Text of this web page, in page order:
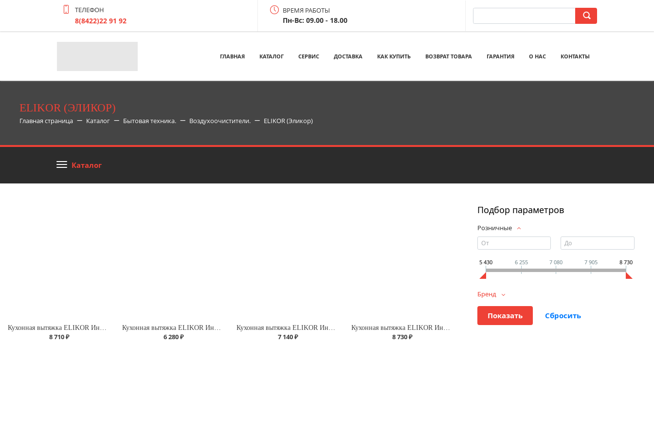
ТЕЛЕФОН
8(8422)22 91 92
ВРЕМЯ РАБОТЫ
Пн-Вс: 09.00 - 18.00
ГЛАВНАЯ КАТАЛОГ СЕРВИС ДОСТАВКА КАК КУПИТЬ ВОЗВРАТ ТОВАРА ГАРАНТИЯ О НАС КОНТАКТЫ
ELIKOR (ЭЛИКОР)
Главная страница Каталог Бытовая техника. Воздухоочистители. ELIKOR (Эликор)
Каталог
Подбор параметров
Розничные
5 430 6 255 7 080 7 905 8 730
Бренд
8 710 ₽ 6 280 ₽ 7 140 ₽ 8 730 ₽